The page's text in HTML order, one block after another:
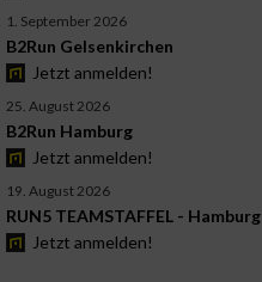
1. September 2026
B2Run Gelsenkirchen
Jetzt anmelden!
25. August 2026
B2Run Hamburg
Jetzt anmelden!
19. August 2026
RUN5 TEAMSTAFFEL - Hamburg
Jetzt anmelden!